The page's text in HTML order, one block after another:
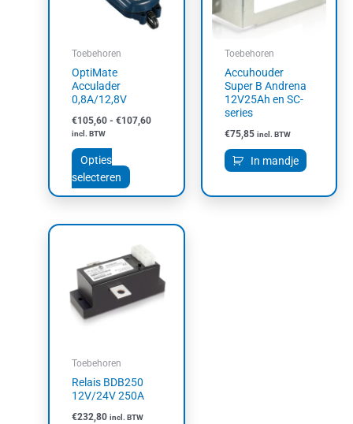
Toebehoren
OptiMate
Acculader
0,8A/12,8V
€105,60 - €107,60
incl. BTW
Opties
selecteren
Deze
optie
Toebehoren
Accuhouder
Super B Andrena
12V25Ah en SC-
series
€75,85 incl. BTW
In mandje
Toebehoren
Relais BDB250
12V/24V 250A
€232,80 incl. BTW